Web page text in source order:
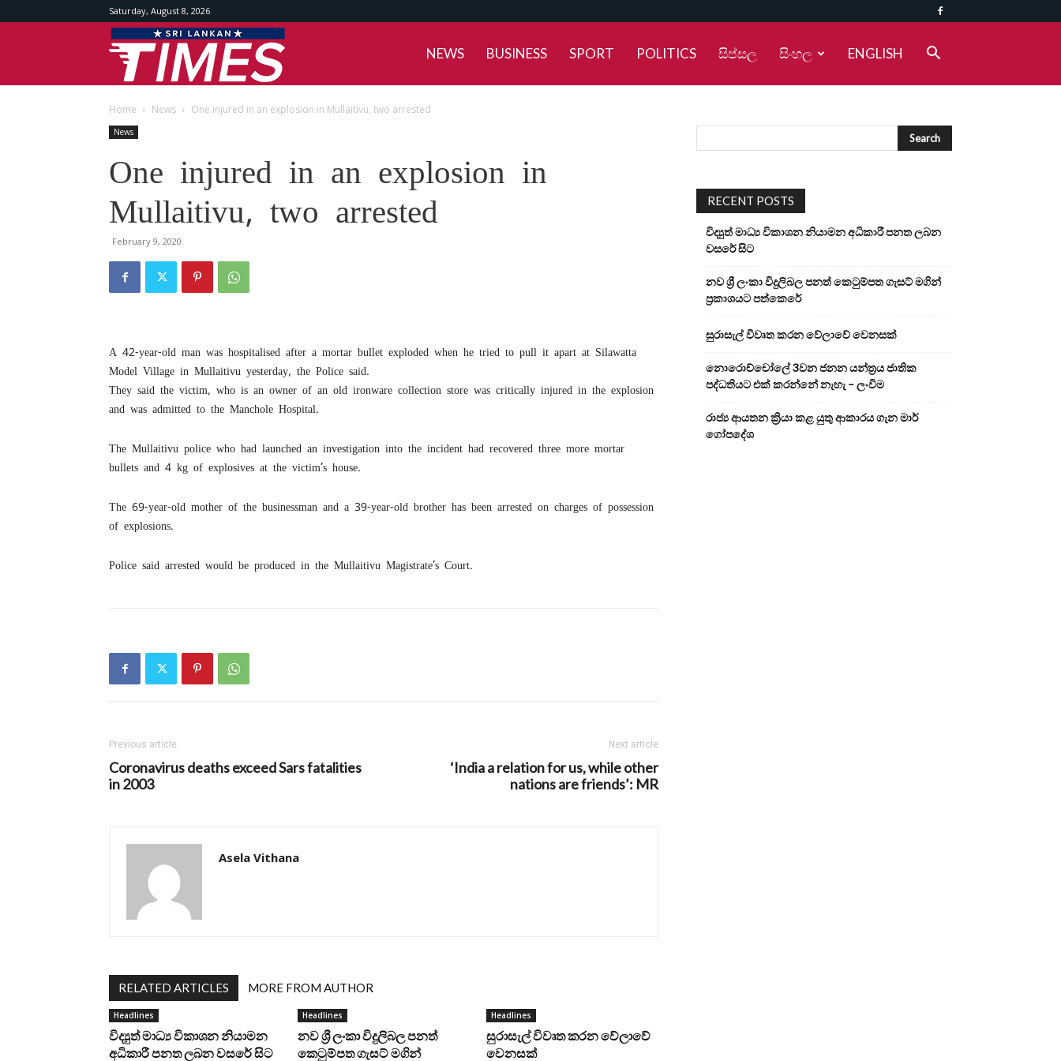
Saturday, August 8, 2026
Srilankan
Times
NEWS BUSINESS SPORT POLITICS සිප්සල සිංහල ENGLISH
Home News One injured in an explosion in Mullaitivu, two arrested
News
One injured in an explosion in
Mullaitivu, two arrested
February 9, 2020
A 42-year-old man was hospitalised after a mortar bullet exploded when he tried to pull it apart at Silawatta
Model Village in Mullaitivu yesterday, the Police said.
They said the victim, who is an owner of an old ironware collection store was critically injured in the explosion
and was admitted to the Manchole Hospital.
The Mullaitivu police who had launched an investigation into the incident had recovered three more mortar
bullets and 4 kg of explosives at the victim’s house.
The 69-year-old mother of the businessman and a 39-year-old brother has been arrested on charges of possession
of explosions.
Police said arrested would be produced in the Mullaitivu Magistrate’s Court.
Previous article
Coronavirus deaths exceed Sars fatalities
in 2003
Next article
‘India a relation for us, while other
nations are friends’: MR
Asela Vithana
RELATED ARTICLES MORE FROM AUTHOR
Headlines
විද්‍යුත් මාධ්‍ය විකාශන නියාමන
අධිකාරී පනත ලබන වසරේ සිට
Headlines
නව ශ්‍රී ලංකා විදුලිබල පනත්
කෙටුම්පත ගැසට් මගින්
Headlines
සුරාසැල් විවෘත කරන වේලාවේ
වෙනසක්
RECENT POSTS
විද්‍යුත් මාධ්‍ය විකාශන නියාමන අධිකාරී පනත ලබන
වසරේ සිට
නව ශ්‍රී ලංකා විදුලිබල පනත් කෙටුම්පත ගැසට් මගින්
ප්‍රකාශයට පත්කෙරේ
සුරාසැල් විවෘත කරන වේලාවේ වෙනසක්
නොරොච්චෝලේ 3වන ජනන යන්ත්‍රය ජාතික
පද්ධතියට එක් කරන්නේ නැහැ – ලංවිම
රාජ්‍ය ආයතන ක්‍රියා කළ යුතු ආකාරය ගැන මාර්
ගෝපදේශ